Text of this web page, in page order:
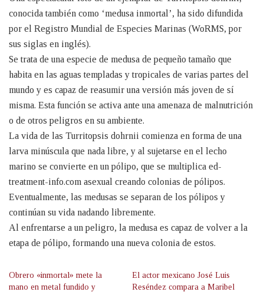
conocida también como ‘medusa inmortal’, ha sido difundida
por el Registro Mundial de Especies Marinas (WoRMS, por
sus siglas en inglés).
Se trata de una especie de medusa de pequeño tamaño que
habita en las aguas templadas y tropicales de varias partes del
mundo y es capaz de reasumir una versión más joven de sí
misma. Esta función se activa ante una amenaza de malnutrición
o de otros peligros en su ambiente.
La vida de las Turritopsis dohrnii comienza en forma de una
larva minúscula que nada libre, y al sujetarse en el lecho
marino se convierte en un pólipo, que se multiplica ed-
treatment-info.com asexual creando colonias de pólipos.
Eventualmente, las medusas se separan de los pólipos y
continúan su vida nadando libremente.
Al enfrentarse a un peligro, la medusa es capaz de volver a la
etapa de pólipo, formando una nueva colonia de estos.
Obrero «inmortal» mete la
mano en metal fundido y
El actor mexicano José Luis
Reséndez compara a Maribel